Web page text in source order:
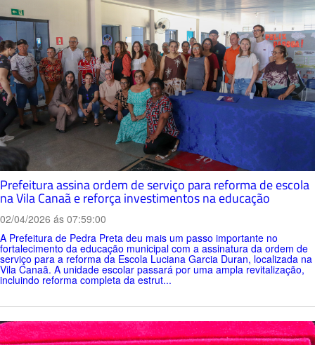
Prefeitura assina ordem de serviço para reforma de escola
na Vila Canaã e reforça investimentos na educação
02/04/2026 ás 07:59:00
A Prefeitura de Pedra Preta deu mais um passo importante no
fortalecimento da educação municipal com a assinatura da ordem de
serviço para a reforma da Escola Luciana Garcia Duran, localizada na
Vila Canaã. A unidade escolar passará por uma ampla revitalização,
incluindo reforma completa da estrut...